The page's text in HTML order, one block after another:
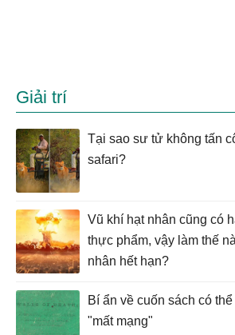
Giải trí
Tại sao sư tử không tấn
safari?
Vũ khí hạt nhân cũng có
thực phẩm, vậy làm thế
nhân hết hạn?
Bí ẩn về cuốn sách có
"mất mạng"